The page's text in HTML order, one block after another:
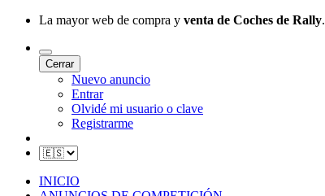
La mayor web de compra y venta de Coches de Rally.
Cerrar
Nuevo anuncio
Entrar
Olvidé mi usuario o clave
Registrarme
INICIO